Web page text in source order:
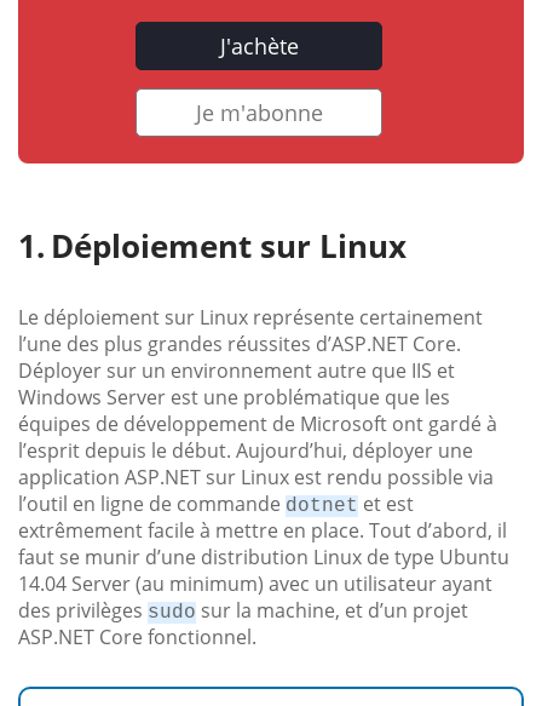
J'achète
Je m'abonne
Déploiement sur Linux
Le déploiement sur Linux représente certainement
l’une des plus grandes réussites d’ASP.NET Core.
Déployer sur un environnement autre que IIS et
Windows Server est une problématique que les
équipes de développement de Microsoft ont gardé à
l’esprit depuis le début. Aujourd’hui, déployer une
application ASP.NET sur Linux est rendu possible via
l’outil en ligne de commande dotnet et est
extrêmement facile à mettre en place. Tout d’abord, il
faut se munir d’une distribution Linux de type Ubuntu
14.04 Server (au minimum) avec un utilisateur ayant
des privilèges sudo sur la machine, et d’un projet
ASP.NET Core fonctionnel.